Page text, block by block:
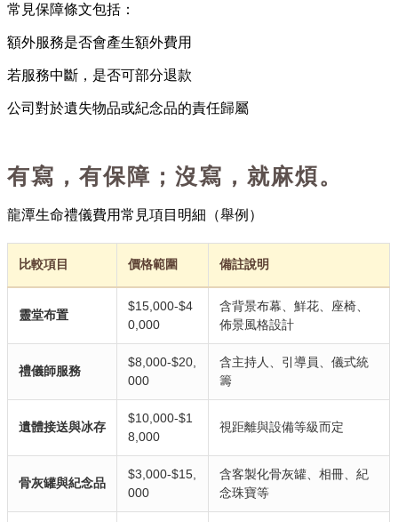
常見保障條文包括：
額外服務是否會產生額外費用
若服務中斷，是否可部分退款
公司對於遺失物品或紀念品的責任歸屬
有寫，有保障；沒寫，就麻煩。
龍潭生命禮儀費用常見項目明細（舉例）
比較項目 價格範圍 備註說明
靈堂布置
$15,000-$4
0,000
含背景布幕、鮮花、座椅、
佈景風格設計
禮儀師服務
$8,000-$20,
000
含主持人、引導員、儀式統
籌
遺體接送與冰存
$10,000-$1
8,000
視距離與設備等級而定
骨灰罐與紀念品
$3,000-$15,
000
含客製化骨灰罐、相冊、紀
念珠寶等